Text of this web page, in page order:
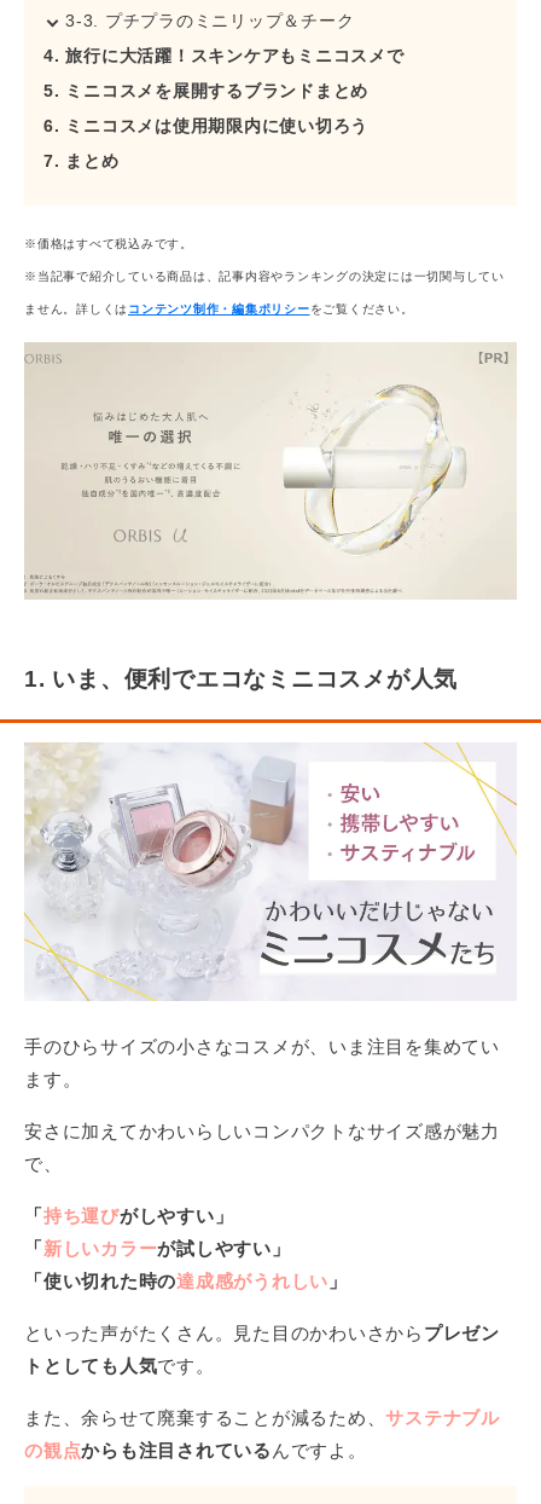
3-3. プチプラのミニリップ＆チーク
4. 旅行に大活躍！スキンケアもミニコスメで
5. ミニコスメを展開するブランドまとめ​​​​​​
6. ミニコスメは使用期限内に使い切ろう
7. まとめ
※価格はすべて税込みです。
※当記事で紹介している商品は、記事内容やランキングの決定には一切関与してい
ません。詳しくは コンテンツ制作・編集ポリシーをご覧ください。
1. いま、便利でエコなミニコスメが人気
手のひらサイズの小さなコスメが、いま注目を集めてい
ます。
安さに加えてかわいらしいコンパクトなサイズ感が魅力
で、
「持ち運びがしやすい」
「新しいカラーが試しやすい」
「使い切れた時の達成感がうれしい 」
といった声がたくさん。見た目のかわいさから プレゼン
トとしても人気です。
また、余らせて廃棄することが減るため、サステナブル
の観点からも注目されている んですよ。